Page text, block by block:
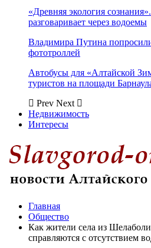
«Древняя экология
разговаривает через водоемы
Владимира Путина
фототроллей
Автобусы для «Алтайской
туристов на площади
Prev Next
Недвижимость
Интересы
Главная
Общество
Как жители села из
справляются с отсутствием